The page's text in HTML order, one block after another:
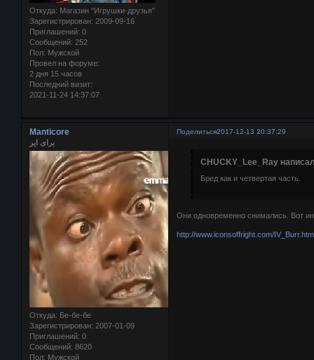
Откуда: Магазин "Игрушки-друзья"
Зарегистрирован: 2009-09-16
Приглашений: 0
Сообщений: 252
Пол: Мужской
Провел на форуме:
2 дня 15 часов
Последний визит:
2021-11-24 14:37:07
Поделиться2017-12-13 20:37:29
Manticore
برای ایر
Откуда: Бе-бе-бе
Зарегистрирован: 2007-01-09
Приглашений: 0
Сообщений: 8620
Пол: Мужской
CHUCKY_Lee_Ray
Бред как и четвертая часть.
Они одновременно снимались. Вот
http://www.iconsoffright.com/IV_Burr.htm